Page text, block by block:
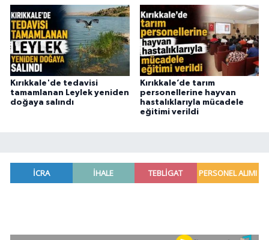
Kırıkkale'de tedavisi
tamamlanan Leylek yeniden
doğaya salındı
Kırıkkale’de tarım
personellerine hayvan
hastalıklarıyla mücadele
eğitimi verildi